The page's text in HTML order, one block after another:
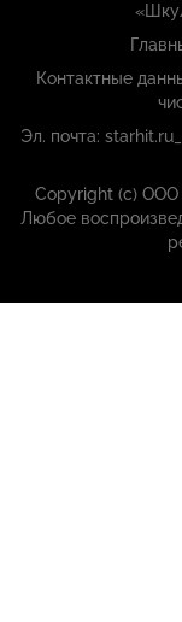
Контактные
Эл. почта:
Copyright (с) ООО
Любое